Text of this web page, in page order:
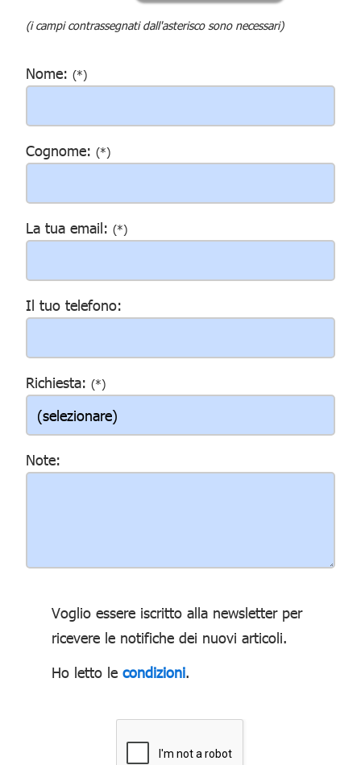
(i campi contrassegnati dall'asterisco sono necessari)
Nome: (*)
Cognome: (*)
La tua email: (*)
Il tuo telefono:
Richiesta: (*)
Note:
Voglio essere iscritto alla newsletter per
ricevere le notifiche dei nuovi articoli.
Ho letto le condizioni.